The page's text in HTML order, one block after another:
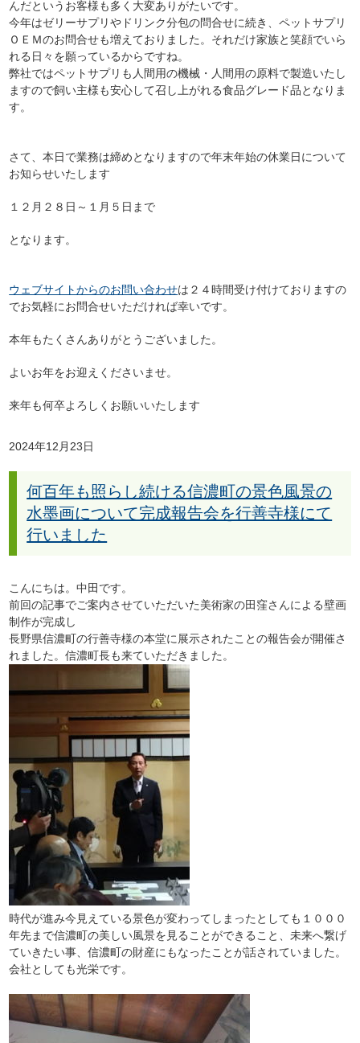
んだというお客様も多く大変ありがたいです。
今年はゼリーサプリやドリンク分包の問合せに続き、ペットサプリ
ＯＥＭのお問合せも増えておりました。それだけ家族と笑顔でいら
れる日々を願っているからですね。
弊社ではペットサプリも人間用の機械・人間用の原料で製造いたし
ますので飼い主様も安心して召し上がれる食品グレード品となりま
す。
さて、本日で業務は締めとなりますので年末年始の休業日について
お知らせいたします
１２月２８日～１月５日まで
となります。
ウェブサイトからのお問い合わせは２４時間受け付けておりますの
でお気軽にお問合せいただければ幸いです。
本年もたくさんありがとうございました。
よいお年をお迎えくださいませ。
来年も何卒よろしくお願いいたします
2024年12月23日
何百年も照らし続ける信濃町の景色風景の
水墨画について完成報告会を行善寺様にて
行いました
こんにちは。中田です。
前回の記事でご案内させていただいた美術家の田窪さんによる壁画
制作が完成し
長野県信濃町の行善寺様の本堂に展示されたことの報告会が開催さ
れました。信濃町長も来ていただきました。
時代が進み今見えている景色が変わってしまったとしても１０００
年先まで信濃町の美しい風景を見ることができること、未来へ繋げ
ていきたい事、信濃町の財産にもなったことが話されていました。
会社としても光栄です。